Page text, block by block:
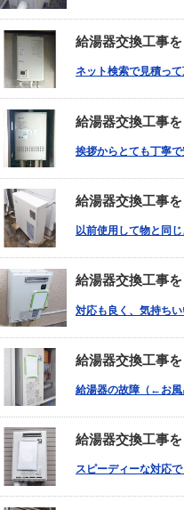
給湯器交換工事
ネット検索で見積っ
給湯器交換工事
挨拶からとても丁寧
給湯器交換工事
以前使用して物と同
給湯器交換工事
対応も良く、気持ち
給湯器交換工事
給湯器の故障（←お風
給湯器交換工事
スピーディーな対応